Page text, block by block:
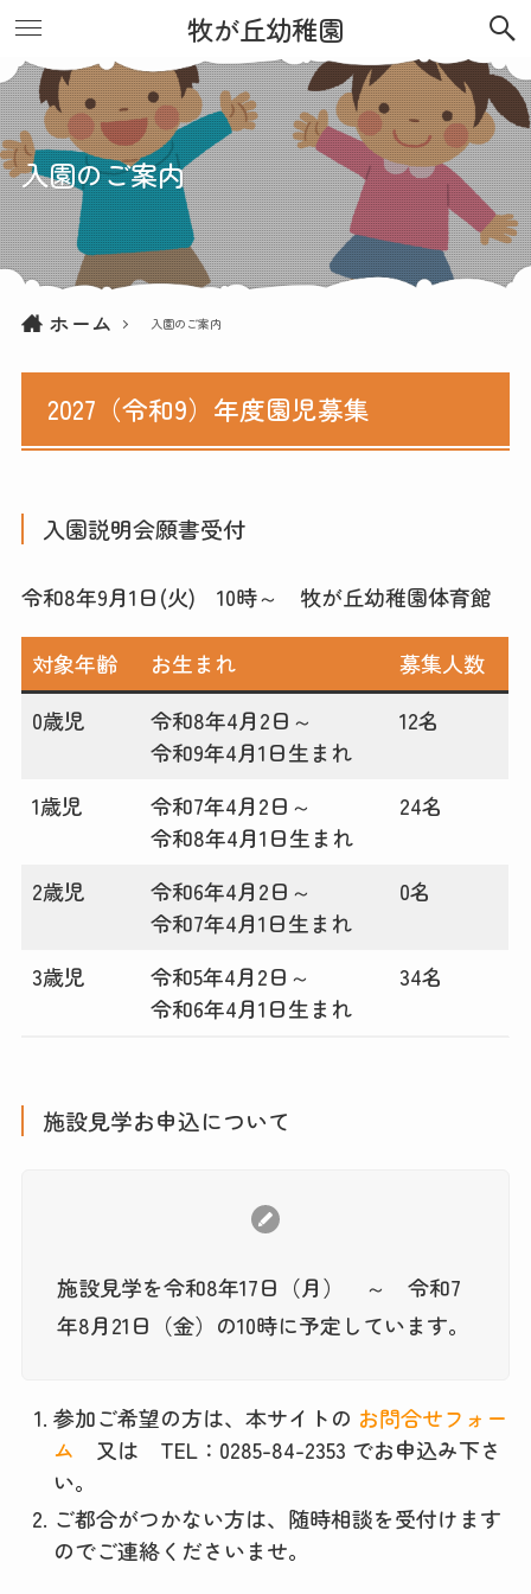
牧が丘幼稚園
入園のご案内
ホーム 入園のご案内
2027（令和9）年度園児募集
入園説明会願書受付
令和8年9月1日(火) 10時～ 牧が丘幼稚園体育館
対象年齢 お生まれ
募集人数
0歳児
令和8年4月2日～
令和9年4月1日生まれ
12名
1歳児
令和7年4月2日～
令和8年4月1日生まれ
24名
2歳児
令和6年4月2日～
令和7年4月1日生まれ
0名
3歳児
令和5年4月2日～
令和6年4月1日生まれ
34名
施設見学お申込について
施設見学を令和8年17日（月） ～ 令和7
年8月21日（金）の10時に予定しています。
参加ご希望の方は、本サイトの お問合せフォー
ム 又は TEL：0285-84-2353 でお申込み下さ
い。
ご都合がつかない方は、随時相談を受付けます
のでご連絡くださいませ。